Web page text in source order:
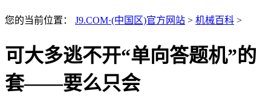
您的当前位置： J9.COM·(中国区)官方网站 > 机械百科 >
可大多逃不开“单向答题机”的
套——要么只会